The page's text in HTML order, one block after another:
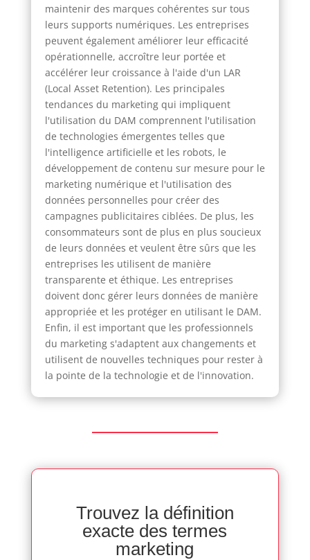
maintenir des marques cohérentes sur tous
leurs supports numériques. Les entreprises
peuvent également améliorer leur efficacité
opérationnelle, accroître leur portée et
accélérer leur croissance à l'aide d'un LAR
(Local Asset Retention). Les principales
tendances du marketing qui impliquent
l'utilisation du DAM comprennent l'utilisation
de technologies émergentes telles que
l'intelligence artificielle et les robots, le
développement de contenu sur mesure pour le
marketing numérique et l'utilisation des
données personnelles pour créer des
campagnes publicitaires ciblées. De plus, les
consommateurs sont de plus en plus soucieux
de leurs données et veulent être sûrs que les
entreprises les utilisent de manière
transparente et éthique. Les entreprises
doivent donc gérer leurs données de manière
appropriée et les protéger en utilisant le DAM.
Enfin, il est important que les professionnels
du marketing s'adaptent aux changements et
utilisent de nouvelles techniques pour rester à
la pointe de la technologie et de l'innovation.
Trouvez la définition
exacte des termes
marketing